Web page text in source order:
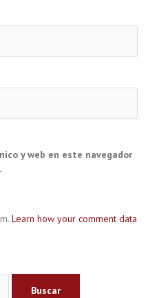
y web en este navegador
Learn how your comment data